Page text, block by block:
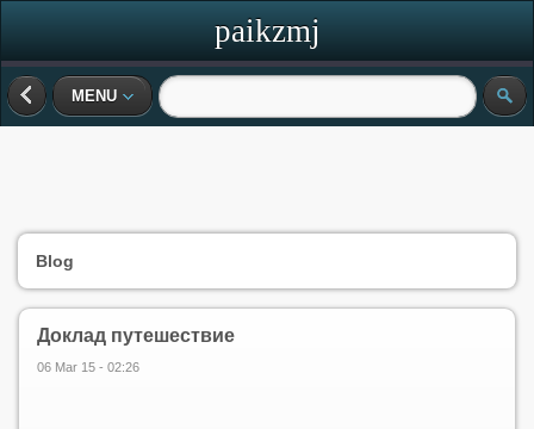
paikzmj
MENU
Blog
Доклад путешествие
06 Mar 15 - 02:26